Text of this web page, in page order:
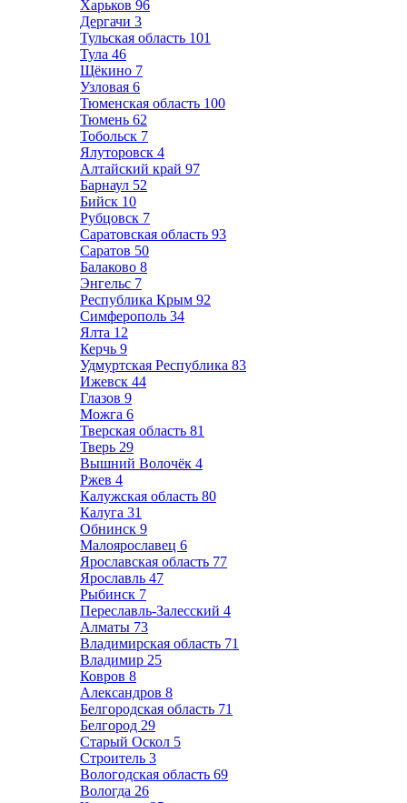
Харьков 96
Дергачи 3
Тульская область 101
Тула 46
Щёкино 7
Узловая 6
Тюменская область 100
Тюмень 62
Тобольск 7
Ялуторовск 4
Алтайский край 97
Барнаул 52
Бийск 10
Рубцовск 7
Саратовская область 93
Саратов 50
Балаково 8
Энгельс 7
Республика Крым 92
Симферополь 34
Ялта 12
Керчь 9
Удмуртская Республика 83
Ижевск 44
Глазов 9
Можга 6
Тверская область 81
Тверь 29
Вышний Волочёк 4
Ржев 4
Калужская область 80
Калуга 31
Обнинск 9
Малоярославец 6
Ярославская область 77
Ярославль 47
Рыбинск 7
Переславль-Залесский 4
Алматы 73
Владимирская область 71
Владимир 25
Ковров 8
Александров 8
Белгородская область 71
Белгород 29
Старый Оскол 5
Строитель 3
Вологодская область 69
Вологда 26